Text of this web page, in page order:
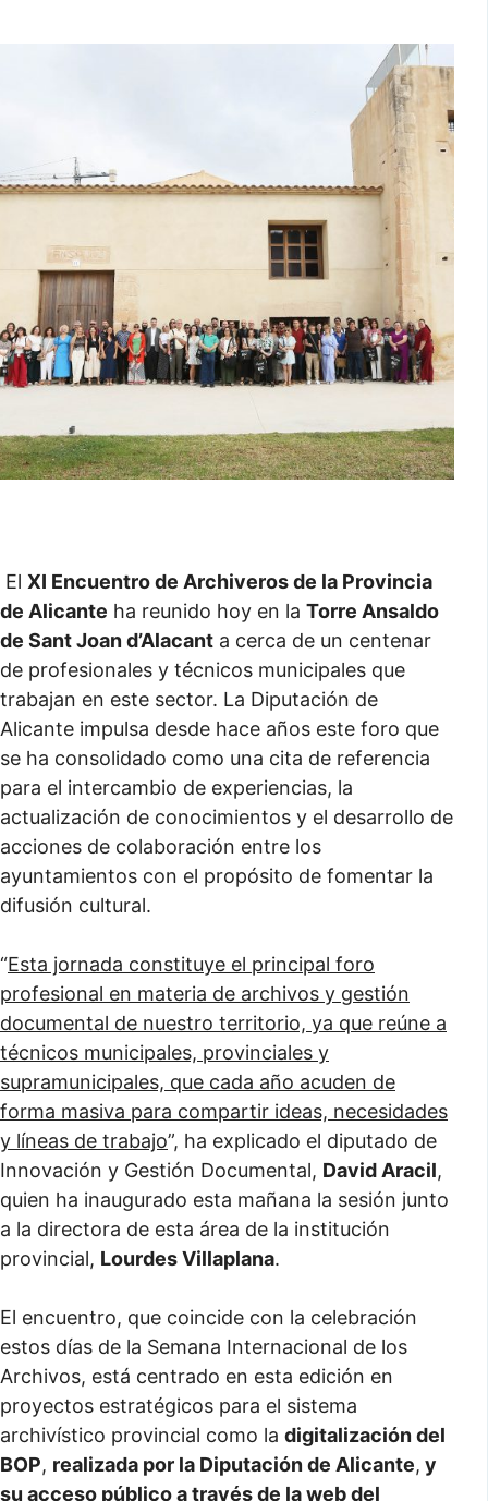
El XI Encuentro de Archiveros de la Provincia
de Alicante ha reunido hoy en la Torre Ansaldo
de Sant Joan d’Alacant a cerca de un centenar
de profesionales y técnicos municipales que
trabajan en este sector. La Diputación de
Alicante impulsa desde hace años este foro que
se ha consolidado como una cita de referencia
para el intercambio de experiencias, la
actualización de conocimientos y el desarrollo de
acciones de colaboración entre los
ayuntamientos con el propósito de fomentar la
difusión cultural.
“Esta jornada constituye el principal foro
profesional en materia de archivos y gestión
documental de nuestro territorio, ya que reúne a
técnicos municipales, provinciales y
supramunicipales, que cada año acuden de
forma masiva para compartir ideas, necesidades
y líneas de trabajo”, ha explicado el diputado de
Innovación y Gestión Documental, David Aracil,
quien ha inaugurado esta mañana la sesión junto
a la directora de esta área de la institución
provincial, Lourdes Villaplana.
El encuentro, que coincide con la celebración
estos días de la Semana Internacional de los
Archivos, está centrado en esta edición en
proyectos estratégicos para el sistema
archivístico provincial como la digitalización del
BOP, realizada por la Diputación de Alicante, y
su acceso público a través de la web del